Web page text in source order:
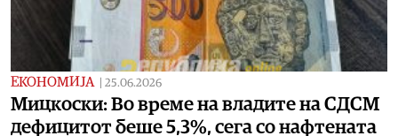
ЕКОНОМИЈА 25.06.2026
Мицкоски: Во време на владите на СДСМ
дефицитот беше 5,3%, сега со нафтената